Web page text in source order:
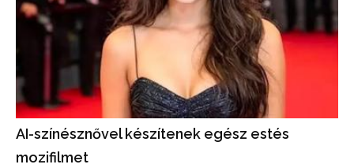
AI-színésznővel készítenek egész estés
mozifilmet